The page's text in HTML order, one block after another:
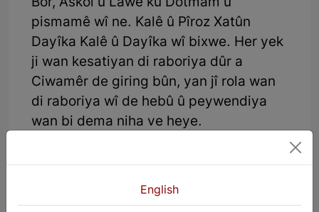
pismamê wî ne. Kalê û Pîroz Xatûn
Dayîka Kalê û Dayîka wî bixwe. Her yek
ji wan kesatiyan di raboriya dûr a
Ciwamêr de giring bûn, yan jî rola wan
di raboriya wî de hebû û peywendiya
wan bi dema niha ve heye.
English